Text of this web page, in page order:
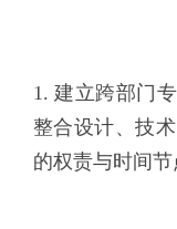
1. 建立跨部门
整合设计、技
的权责与时间节